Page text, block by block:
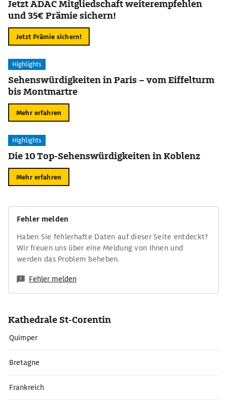
Jetzt ADAC Mitgliedschaft weiterempfehlen
und 35€ Prämie sichern!
Jetzt Prämie sichern!
Highlights
Sehenswürdigkeiten in Paris – vom Eiffelturm
bis Montmartre
Mehr erfahren
Highlights
Die 10 Top-Sehenswürdigkeiten in Koblenz
Mehr erfahren
Fehler melden
Haben Sie fehlerhafte Daten auf dieser Seite entdeckt?
Wir freuen uns über eine Meldung von Ihnen und
werden das Problem beheben.
Fehler melden
Kathedrale St-Corentin
Quimper
Bretagne
Frankreich